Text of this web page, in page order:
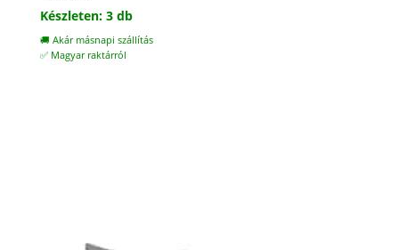
Készleten: 3 db
🚚 Akár másnapi szállítás
✅ Magyar raktárról